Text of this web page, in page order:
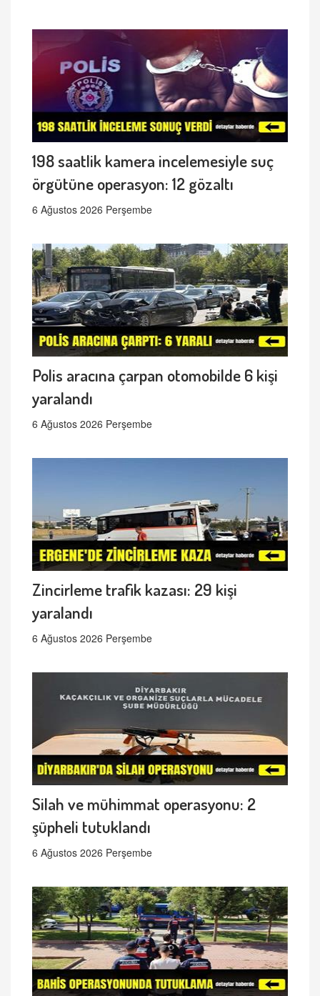
198 saatlik kamera incelemesiyle suç
örgütüne operasyon: 12 gözaltı
6 Ağustos 2026 Perşembe
Polis aracına çarpan otomobilde 6 kişi
yaralandı
6 Ağustos 2026 Perşembe
Zincirleme trafik kazası: 29 kişi
yaralandı
6 Ağustos 2026 Perşembe
Silah ve mühimmat operasyonu: 2
şüpheli tutuklandı
6 Ağustos 2026 Perşembe